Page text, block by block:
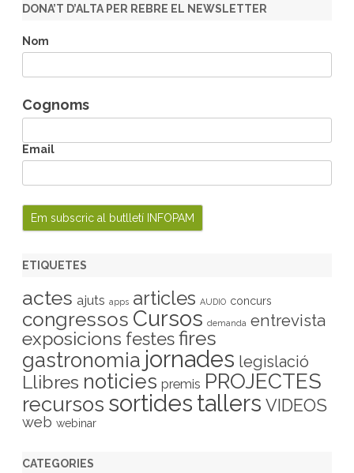
h
DONA’T D’ALTA PER REBRE EL NEWSLETTER
Nom
Cognoms
Email
ETIQUETES
actes ajuts apps articles AUDIO concurs
congressos Cursos demanda entrevista
exposicions festesfires
gastronomia jornades legislació
Llibres noticies premis PROJECTES
recursos sortides tallers VIDEOS
web webinar
CATEGORIES